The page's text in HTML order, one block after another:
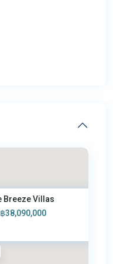
Breeze Villas
฿38,090,000